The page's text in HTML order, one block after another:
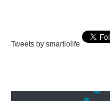
Tweets by smartiolife